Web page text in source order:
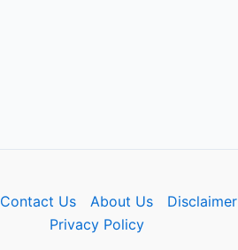
Contact Us About Us
Disclaimer
Privacy Policy